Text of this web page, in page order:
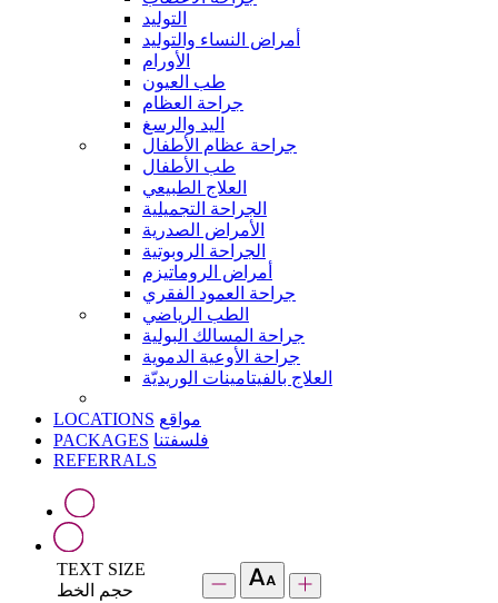
التوليد
أمراض النساء والتوليد
الأورام
طب العيون
جراحة العظام
اليد والرسغ
جراحة عظام الأطفال
طب الأطفال
العلاج الطبيعي
الجراحة التجميلية
الأمراض الصدرية
الجراحة الروبوتية
أمراض الروماتيزم
جراحة العمود الفقري
الطب الرياضي
جراحة المسالك البولية
جراحة الأوعية الدموية
العلاج بالفيتامينات الوريديّة
LOCATIONS مواقع
PACKAGES فلسفتنا
REFERRALS
TEXT SIZE
حجم الخط